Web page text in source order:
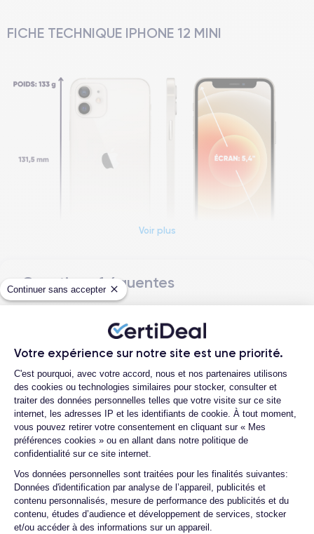
Continuer sans accepter
Votre expérience sur notre site est une priorité.
Plateforme de Gestion du
C'est pourquoi, avec votre accord, nous et nos partenaires utilisons
des cookies ou technologies similaires pour stocker, consulter et
traiter des données personnelles telles que votre visite sur ce site
internet, les adresses IP et les identifiants de cookie. À tout moment,
vous pouvez retirer votre consentement en cliquant sur « Mes
préférences cookies » ou en allant dans notre politique de
confidentialité sur ce site internet.
Vos données personnelles sont traitées pour les finalités suivantes:
Données d'identification par analyse de l’appareil, publicités et
contenu personnalisés, mesure de performance des publicités et du
contenu, études d’audience et développement de services, stocker
et/ou accéder à des informations sur un appareil.
Axeptio consent
FICHE TECHNIQUE IPHONE 12 MINI
Dimensions et poids iPhone 12 Mini
Système exploit.
Dimensions
131.5×64.2×7.4 mm
Poids
133 g
OLED 5.4 pouces
Résolution écran
2340 x 1080 pixels
4 GO 64,128,256 GO
Nom de la puce
Apple A14 Bionic
Nombre de cœurs
Voir plus
Questions fréquentes
12 Mini d'occasion et un iPhone 12 Mini
Quelle est la durée de vie d'un iPhone 12
Mini reconditionné ?
Proposez-vous une assurance en cas de
casse due à des chocs ou à des chutes ?
Quelles sont les options disponibles sur
les batteries ?
Quels sont les accessoires inclus dans la
commande ?
Quelles garanties offrez-vous sur vos
produits ?